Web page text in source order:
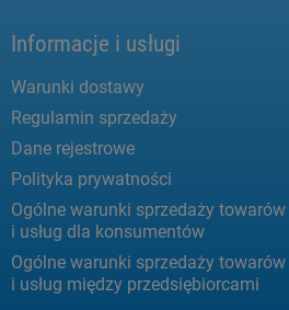
Informacje i usługi
Warunki dostawy
Regulamin sprzedaży
Dane rejestrowe
Polityka prywatności
Ogólne warunki sprzedaży towarów
i usług dla konsumentów
Ogólne warunki sprzedaży towarów
i usług między przedsiębiorcami